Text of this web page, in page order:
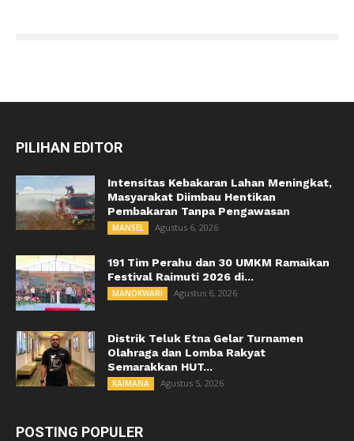
PILIHAN EDITOR
Intensitas Kebakaran Lahan Meningkat,
Masyarakat Diimbau Hentikan
Pembakaran Tanpa Pengawasan
MANSEL Agustus 6, 2026
191 Tim Perahu dan 30 UMKM Ramaikan
Festival Raimuti 2026 di...
MANOKWARI Agustus 6, 2026
Distrik Teluk Etna Gelar Turnamen
Olahraga dan Lomba Rakyat
Semarakkan HUT...
KAIMANA Agustus 5, 2026
POSTING POPULER